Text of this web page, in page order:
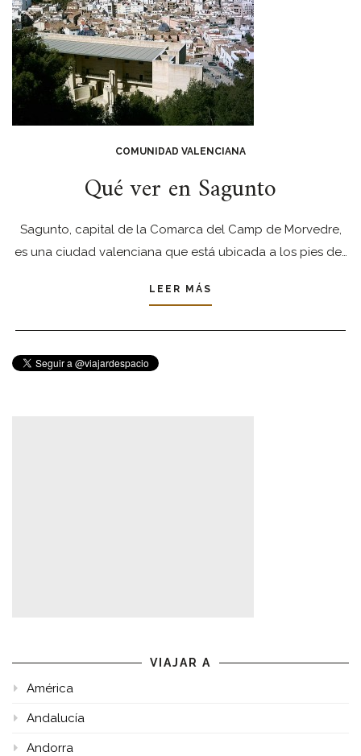
COMUNIDAD VALENCIANA
Qué ver en Sagunto
Sagunto, capital de la Comarca del Camp de Morvedre,
es una ciudad valenciana que está ubicada a los pies de…
LEER MÁS
VIAJAR A
América
Andalucía
Andorra